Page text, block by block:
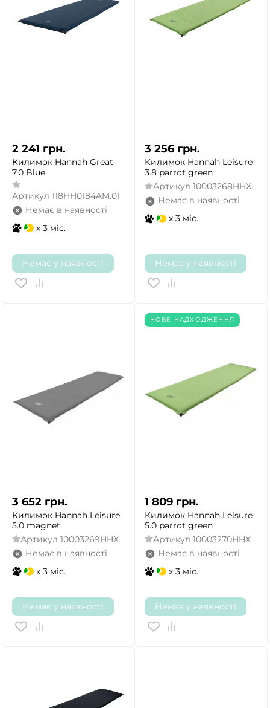
2 241 грн.
Килимок Hannah Great
7.0 Blue
Артикул 118HH0184AM.01
Немає в наявності
x 3 міс.
Немає у наявності
3 256 грн.
Килимок Hannah Leisure
3.8 parrot green
Артикул 10003268HHX
Немає в наявності
x 3 міс.
Немає у наявності
3 652 грн.
Килимок Hannah Leisure
5.0 magnet
Артикул 10003269HHX
Немає в наявності
x 3 міс.
Немає у наявності
НОВЕ НАДХОДЖЕННЯ
1 809 грн.
Килимок Hannah Leisure
5.0 parrot green
Артикул 10003270HHX
Немає в наявності
x 3 міс.
Немає у наявності